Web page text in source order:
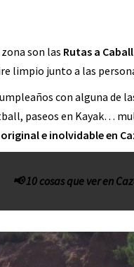
son las Rutas a
limpio junto a las
con alguna de
paseos en Kayak…
original e inolvidable en
📢 10 cosas que ver en